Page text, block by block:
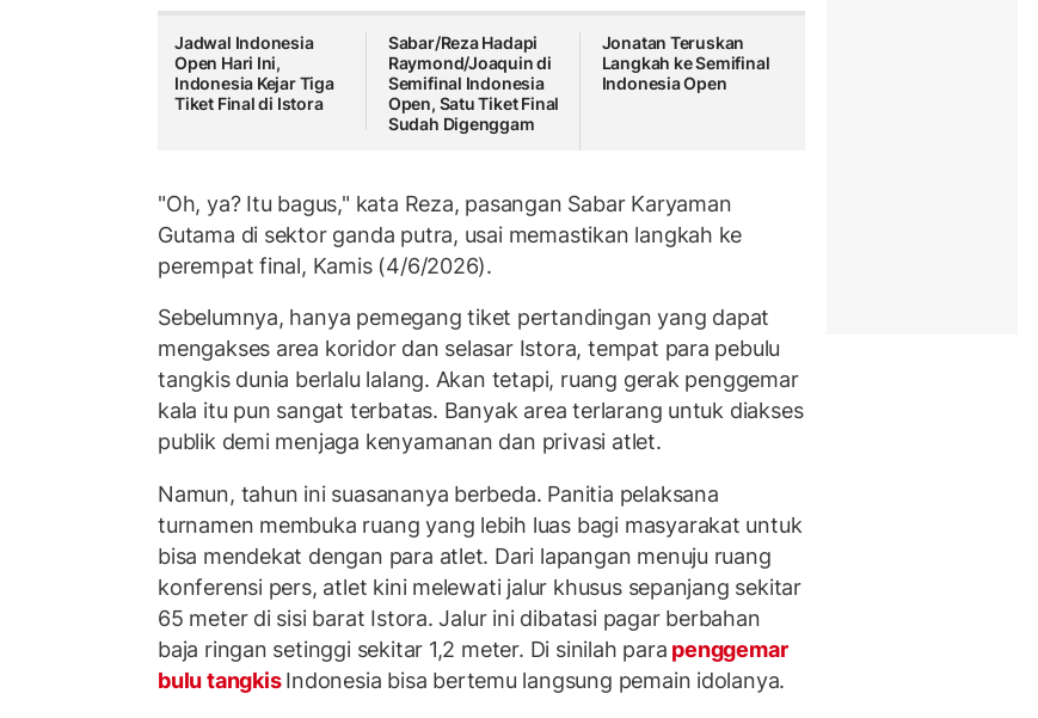
Jadwal Indonesia
Open Hari Ini,
Indonesia Kejar Tiga
Tiket Final di Istora
Sabar/Reza Hadapi
Raymond/Joaquin di
Semifinal Indonesia
Open, Satu Tiket Final
Sudah Digenggam
Jonatan Teruskan
Langkah ke Semifinal
Indonesia Open
"Oh, ya? Itu bagus," kata Reza, pasangan Sabar Karyaman
Gutama di sektor ganda putra, usai memastikan langkah ke
perempat final, Kamis (4/6/2026).
Sebelumnya, hanya pemegang tiket pertandingan yang dapat
mengakses area koridor dan selasar Istora, tempat para pebulu
tangkis dunia berlalu lalang. Akan tetapi, ruang gerak penggemar
kala itu pun sangat terbatas. Banyak area terlarang untuk diakses
publik demi menjaga kenyamanan dan privasi atlet.
Namun, tahun ini suasananya berbeda. Panitia pelaksana
turnamen membuka ruang yang lebih luas bagi masyarakat untuk
bisa mendekat dengan para atlet. Dari lapangan menuju ruang
konferensi pers, atlet kini melewati jalur khusus sepanjang sekitar
65 meter di sisi barat Istora. Jalur ini dibatasi pagar berbahan
baja ringan setinggi sekitar 1,2 meter. Di sinilah para penggemar
bulu tangkisIndonesia bisa bertemu langsung pemain idolanya.